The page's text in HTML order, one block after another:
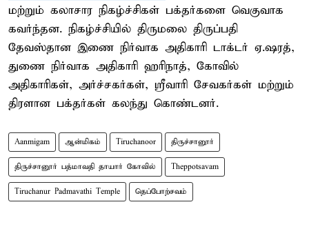
மற்றும் கலாசார நிகழ்ச்சிகள் பக்தர்களை வெகுவாக
கவர்ந்தன. நிகழ்ச்சியில் திருமலை திருப்பதி
தேவஸ்தான இணை நிர்வாக அதிகாரி டாக்டர் ஏ.ஷரத்,
துணை நிர்வாக அதிகாரி ஹரிநாத், கோவில்
அதிகாரிகள், அர்ச்சகர்கள், ஸ்ரீவாரி சேவகர்கள் மற்றும்
திரளான பக்தர்கள் கலந்து கொண்டனர்.
Aanmigam ஆன்மிகம் Tiruchanoor திருச்சானூர்
திருச்சானூர் பத்மாவதி தாயார் கோவில் Theppotsavam
Tiruchanur Padmavathi Temple தெப்போற்சவம்